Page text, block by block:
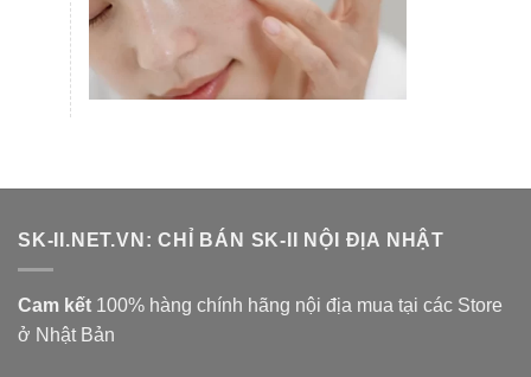
SK-II.NET.VN: CHỈ BÁN SK-II NỘI ĐỊA NHẬT
Cam kết 100% hàng chính hãng nội địa mua tại các Store
ở Nhật Bản